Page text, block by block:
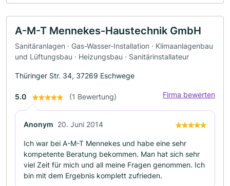
A-M-T Mennekes-Haustechnik GmbH
Sanitäranlagen · Gas-Wasser-Installation · Klimaanlagenbau
und Lüftungsbau · Heizungsbau · Sanitärinstallateur
Thüringer Str. 34, 37269 Eschwege
5.0 (1 Bewertung) Firma bewerten
Anonym 20. Juni 2014
Ich war bei A-M-T Mennekes und habe eine sehr
kompetente Beratung bekommen. Man hat sich sehr
viel Zeit für mich und all meine Fragen genommen. Ich
bin mit dem Ergebnis komplett zufrieden.